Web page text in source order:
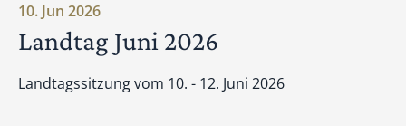
10. Jun 2026
Landtag Juni 2026
Landtagssitzung vom 10. - 12. Juni 2026